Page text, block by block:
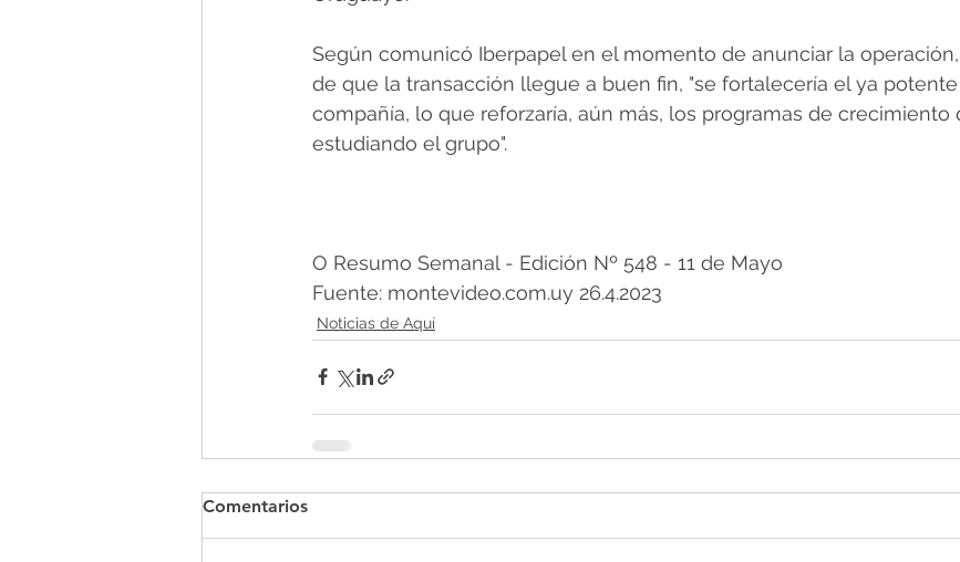
Según comunicó Iberpapel en el momento de anunciar la
de que la transacción llegue a buen fin, "se fortalecería el ya
compañía, lo que reforzaría, aún más, los programas de crecimiento
estudiando el grupo".
O Resumo Semanal - Edición Nº 548 - 11 de Mayo
Fuente: montevideo.com.uy 26.4.2023
Noticias de Aquí
Comentarios